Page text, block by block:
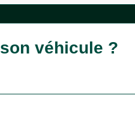
véhicule ?